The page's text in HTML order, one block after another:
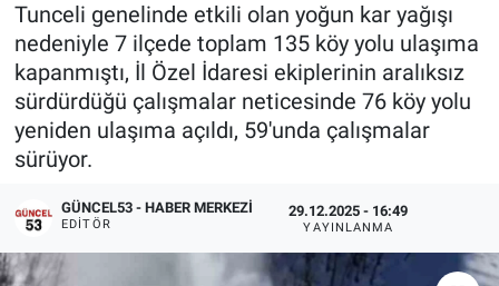
Tunceli genelinde etkili olan yoğun kar yağışı
nedeniyle 7 ilçede toplam 135 köy yolu ulaşıma
kapanmıştı, İl Özel İdaresi ekiplerinin aralıksız
sürdürdüğü çalışmalar neticesinde 76 köy yolu
yeniden ulaşıma açıldı, 59'unda çalışmalar
sürüyor.
GÜNCEL53 - HABER MERKEZI
EDITÖR
29.12.2025 - 16:49
YAYINLANMA